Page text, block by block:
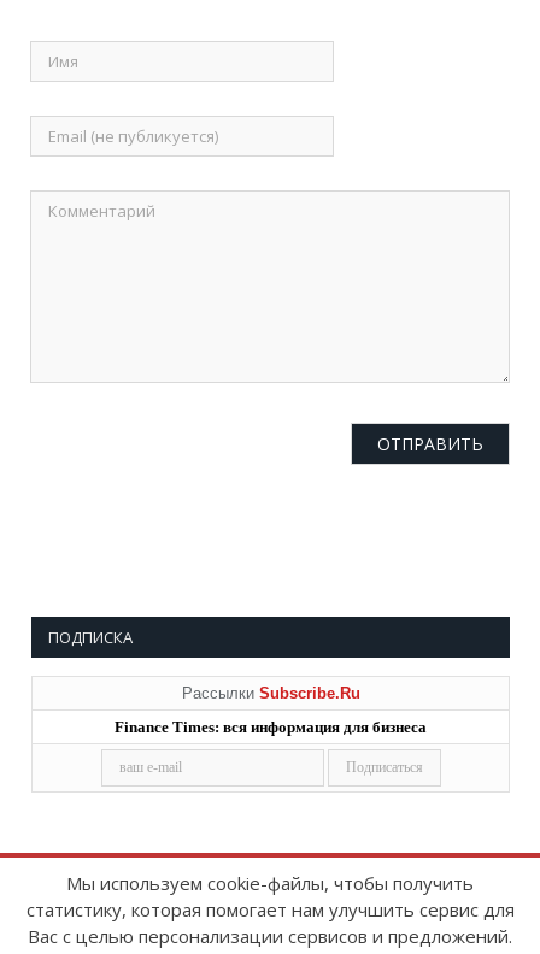
ПОДПИСКА
Рассылки Subscribe.Ru
Finance Times: вся информация для бизнеса
Copyright © 2008-2026FinanceTimes
Зарегистрировано в Роскомнадзоре
Мы используем cookie-файлы, чтобы получить
статистику, которая помогает нам улучшить сервис для
Вас с целью персонализации сервисов и предложений.